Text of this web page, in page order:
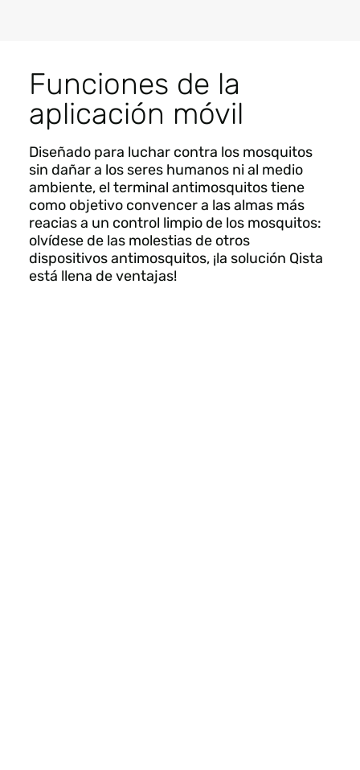
Funciones de la
aplicación móvil
Diseñado para luchar contra los mosquitos
sin dañar a los seres humanos ni al medio
ambiente, el terminal antimosquitos tiene
como objetivo convencer a las almas más
reacias a un control limpio de los mosquitos:
olvídese de las molestias de otros
dispositivos antimosquitos, ¡la solución Qista
está llena de ventajas!